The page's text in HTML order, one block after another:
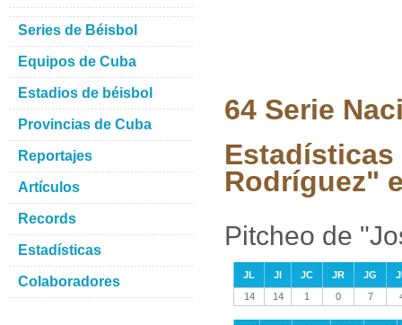
64 Serie
Rodríguez"
Pitcheo de
JL JI JC JR JG
14
14 1 0 7
Series de Béisbol
Equipos de Cuba
Estadios de béisbol
Provincias de Cuba
Reportajes
Artículos
Records
Estadísticas
Colaboradores